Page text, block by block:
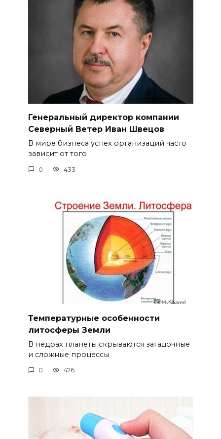
Генеральный директор компании
Северный Ветер Иван Швецов
В мире бизнеса успех организаций часто
зависит от того
0 433
Температурные особенности
литосферы Земли
В недрах планеты скрываются загадочные
и сложные процессы
0 476